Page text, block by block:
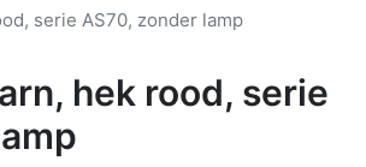
serie AS70, zonder lamp
hek rood, serie